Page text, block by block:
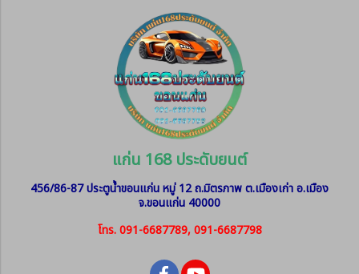
แก่น 168 ประดับยนต์
456/86-87 ประตูน้ำขอนแก่น หมู่ 12ถ.มิตรภาพ ต.เมืองเก่า อ.เมือง
จ.ขอนแก่น 40000
โทร. 091-6687789, 091-6687798